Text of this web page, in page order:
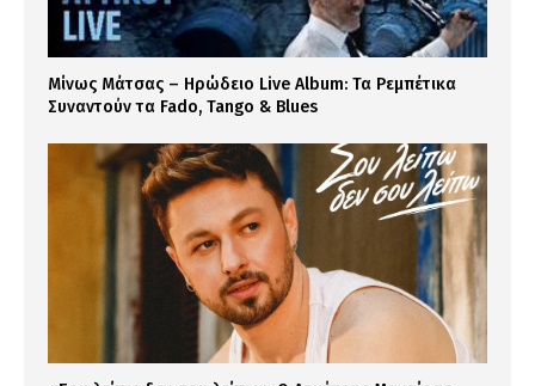
Μίνως Μάτσας – Ηρώδειο Live Album: Τα Ρεμπέτικα
Συναντούν τα Fado, Tango & Blues